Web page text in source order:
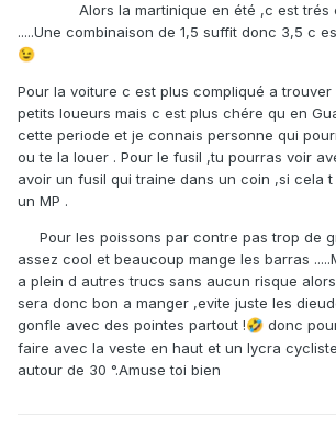
Alors la martinique en été ,c est trés
.....Une combinaison de 1,5 suffit donc 3,5 c
😉
Pour la voiture c est plus compliqué a trouver
petits loueurs mais c est plus chére qu en
cette periode et je connais personne qui
ou te la louer . Pour le fusil ,tu pourras voir
avoir un fusil qui traine dans un coin ,si cela
un MP .
Pour les poissons par contre pas trop de
assez cool et beaucoup mange les barras
a plein d autres trucs sans aucun risque
sera donc bon a manger ,evite juste les
gonfle avec des pointes partout !🤣 donc
faire avec la veste en haut et un lycra
autour de 30 °.Amuse toi bien